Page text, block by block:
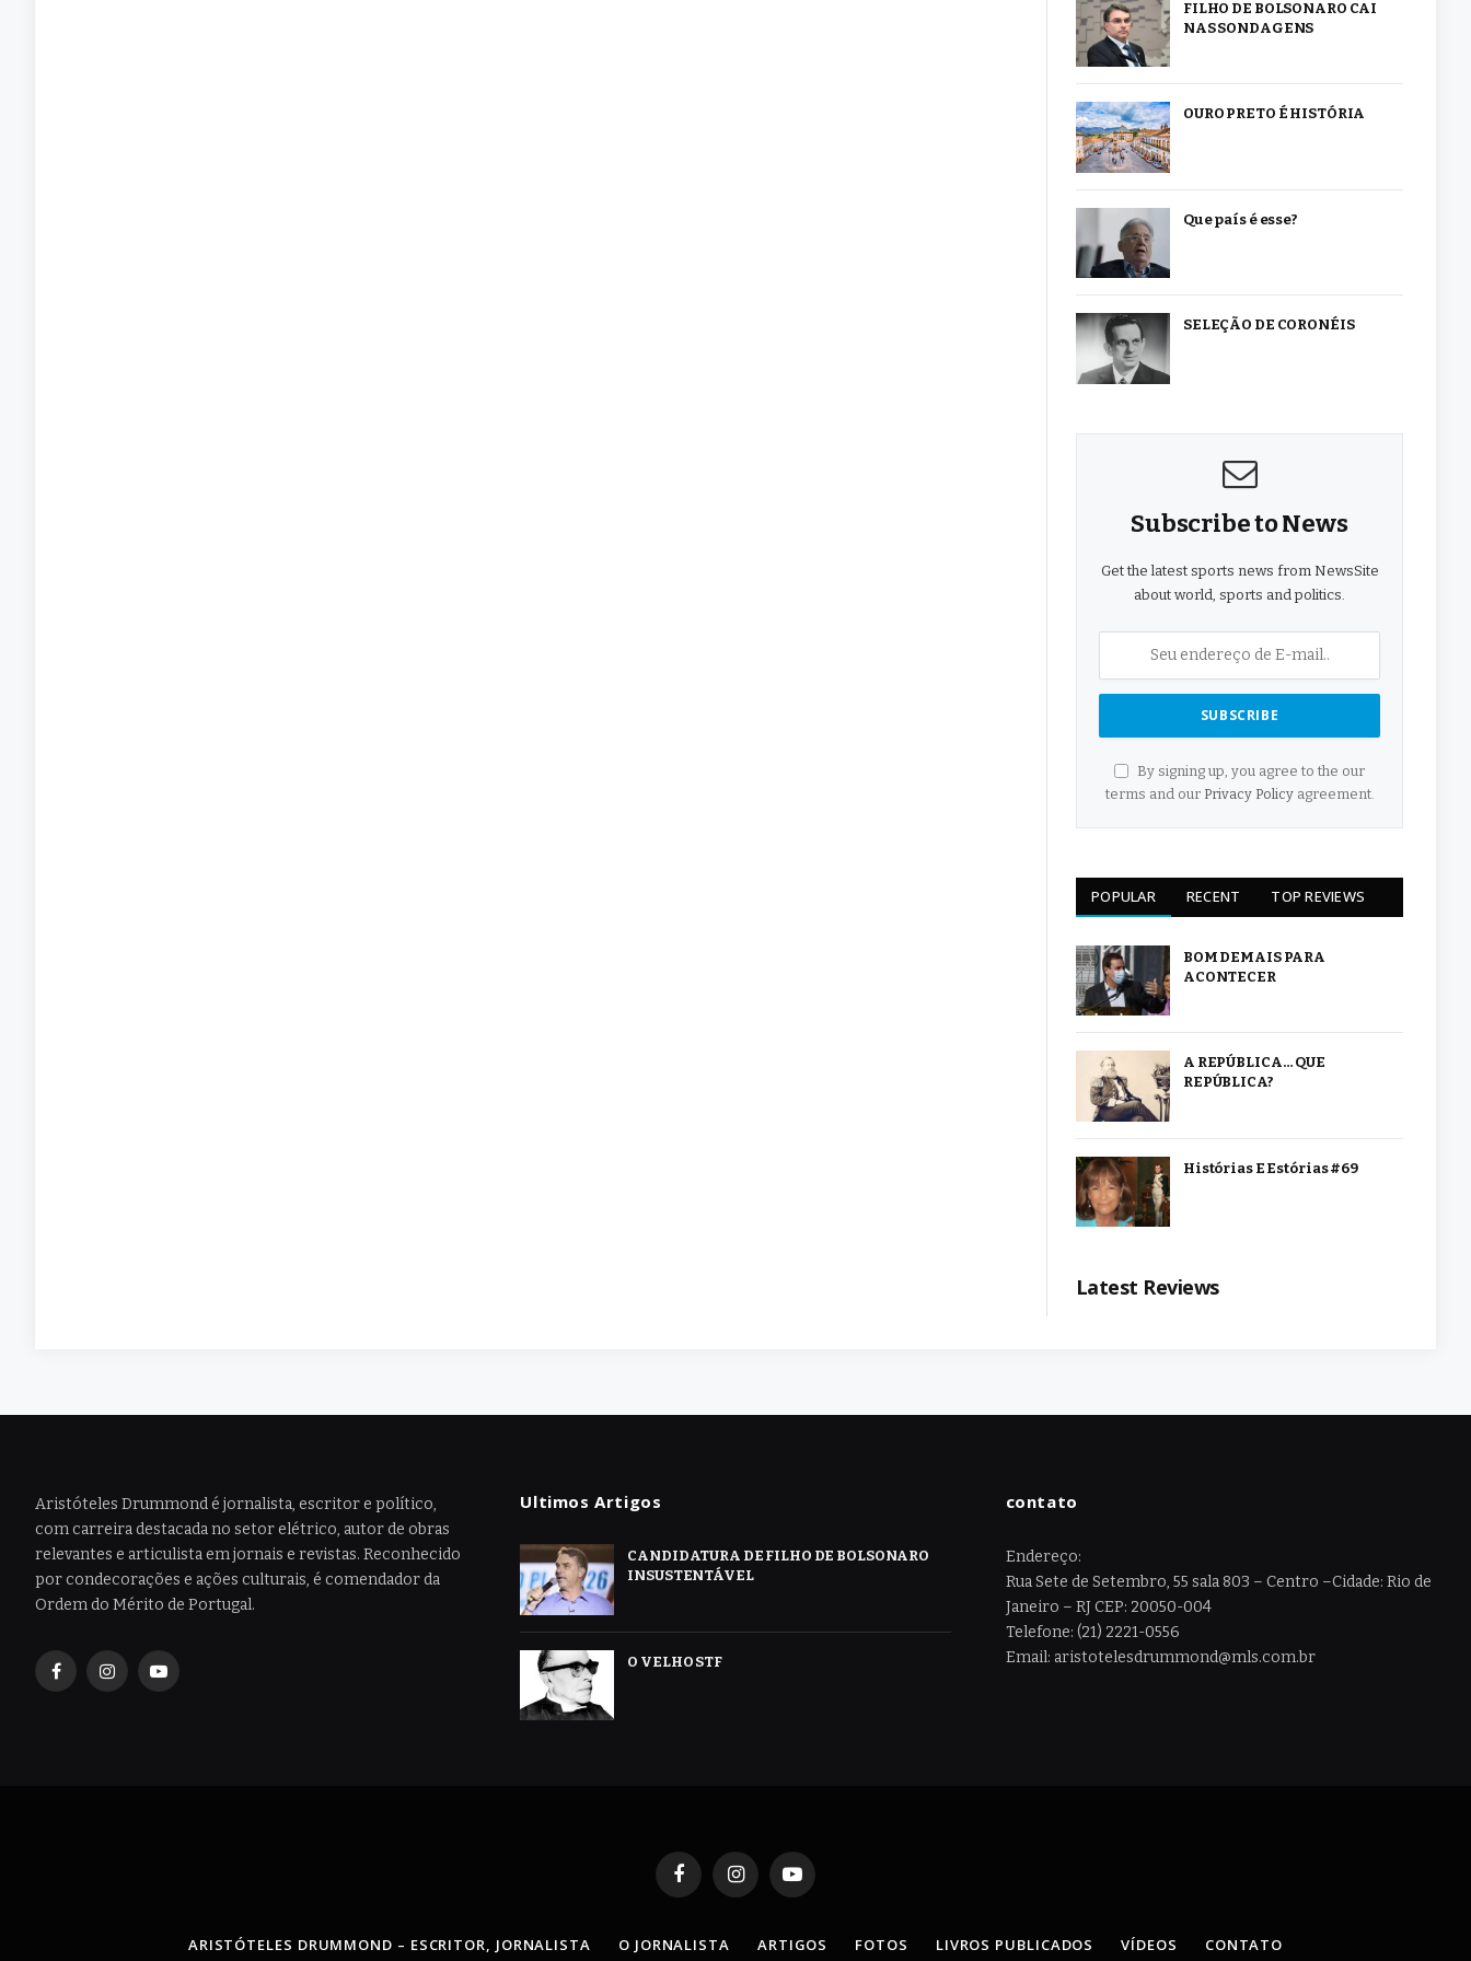
FILHO DE BOLSONARO CAI
NAS SONDAGENS
OURO PRETO É HISTÓRIA
Que país é esse?
SELEÇÃO DE CORONÉIS
Subscribe to News
Get the latest sports news from NewsSite
about world, sports and politics.
By signing up, you agree to the our
terms and our Privacy Policyagreement.
POPULAR RECENT TOP REVIEWS
BOM DEMAIS PARA
ACONTECER
A REPÚBLICA… QUE
REPÚBLICA?
Histórias E Estórias #69
Latest Reviews
Aristóteles Drummond é jornalista, escritor e político,
com carreira destacada no setor elétrico, autor de obras
relevantes e articulista em jornais e revistas. Reconhecido
por condecorações e ações culturais, é comendador da
Ordem do Mérito de Portugal.
FacebookInstagramYouTube
Ultimos Artigos
CANDIDATURA DE FILHO DE BOLSONARO
INSUSTENTÁVEL
O VELHO STF
contato
Endereço:
Rua Sete de Setembro, 55 sala 803 – Centro –Cidade: Rio de
Janeiro – RJ CEP: 20050-004
Telefone: (21) 2221-0556
Email: aristotelesdrummond@mls.com.br
FacebookInstagramYouTube
ARISTÓTELES DRUMMOND – ESCRITOR, JORNALISTA O JORNALISTA ARTIGOS FOTOS LIVROS PUBLICADOS VÍDEOS CONTATO